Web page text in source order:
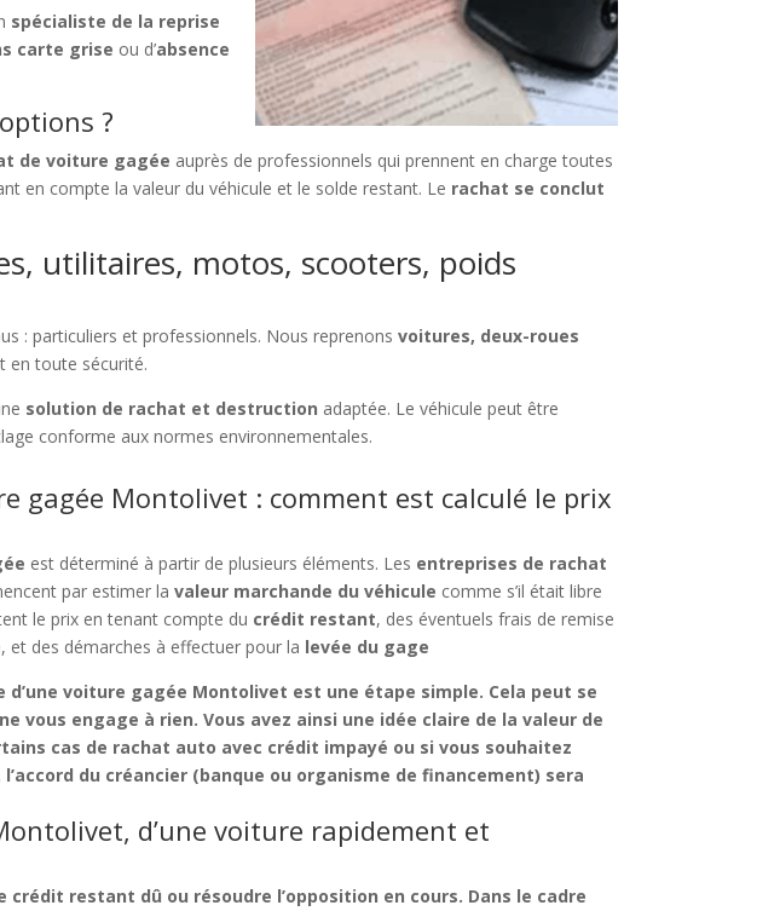
spécialiste de la reprise
carte grise ou d’absence
?
de voiture gagée auprès de professionnels qui prennent en charge toutes
en compte la valeur du véhicule et le solde restant. Le rachat se conclut
utilitaires, motos, scooters, poids
: particuliers et professionnels. Nous reprenonsvoitures, deux-roues
en toute sécurité.
solution de rachat et destruction adaptée. Le véhicule peut être
conforme aux normes environnementales.
gagée Montolivet : comment est calculé le prix
est déterminé à partir de plusieurs éléments. Les entreprises de rachat
par estimer lavaleur marchande du véhicule comme s’il était libre
le prix en tenant compte du crédit restant, des éventuels frais de remise
, et des démarches à effectuer pour la levée du gage
voiture gagée Montolivet est une étape simple. Cela peut se
vous engage à rien. Vous avez ainsi une idée claire de lavaleur de
cas de rachat auto avec crédit impayé ou si vous souhaitez
l’accord du créancier (banque ou organisme de financement) sera
d’une voiture rapidement et
crédit restant dû ou résoudre l’opposition en cours. Dans le cadre